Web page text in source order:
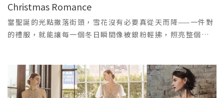
拍、生活感。👗 禮服建議： 剪裁俐落的魚尾裙或飄逸感雪紡
白紗適合海邊；森林系可選線條簡約、不拖地的輕婚紗。🍁
秋日詩意：大地色調與歐式古堡秋高氣爽，光線變得柔和，
意、暖色調。新社莊園古堡紅磚古堡與歐式庭園歐式宮廷、
古典、唯美。外埔忘憂谷金黃稻田或休耕後遼闊的景觀大
地、療癒、遼闊感。👗 禮服建議： 適合選擇深色、酒紅、墨
VIEW MORE
Christmas Romance
當聖誕的光點撒落街頭，雪花沒有必要真從天而降——一件對
的禮服，就能讓每一個冬日瞬間像被銀粉輕拂，照亮整個回
微光的緊身亮片魚尾。在節慶、教堂、或雪景旁的外景拍攝
中，完整你最想被記住的那一幕。貼心附上細節說明與搭配